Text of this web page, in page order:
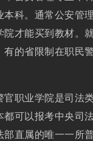
本科。通常公安管
院才能买到教材。
有的省限制在职民
官职业学院是司法
可以报考中央司
部直属的唯一一所